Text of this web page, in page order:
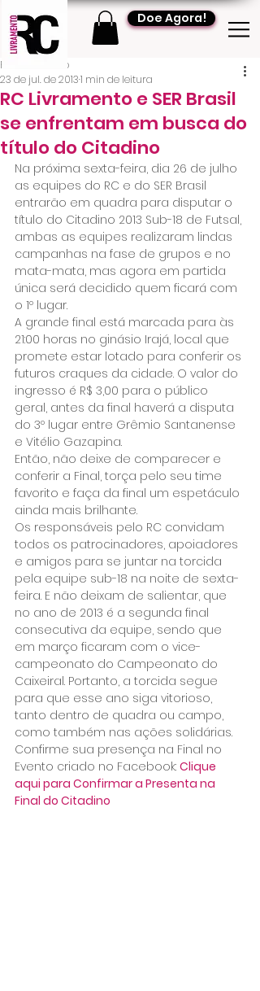
Doe Agora!
RC Livramento e SER Brasil
se enfrentam em busca do
título do Citadino
RC Livramento
23 de jul. de 20131 min de leitura
Na próxima sexta-feira, dia 26 de julho
as equipes do RC e do SER Brasil
entrarão em quadra para disputar o
título do Citadino 2013 Sub-18 de Futsal,
ambas as equipes realizaram lindas
campanhas na fase de grupos e no
mata-mata, mas agora em partida
única será decidido quem ficará com
o 1º lugar.
A grande final está marcada para às
21:00 horas no ginásio Irajá, local que
promete estar lotado para conferir os
futuros craques da cidade. O valor do
ingresso é R$ 3,00 para o público
geral, antes da final haverá a disputa
do 3º lugar entre Grêmio Santanense
e Vitélio Gazapina.
Então, não deixe de comparecer e
conferir a Final, torça pelo seu time
favorito e faça da final um espetáculo
ainda mais brilhante.
Os responsáveis pelo RC convidam
todos os patrocinadores, apoiadores
e amigos para se juntar na torcida
pela equipe sub-18 na noite de sexta-
feira. E não deixam de salientar, que
no ano de 2013 é a segunda final
consecutiva da equipe, sendo que
em março ficaram com o vice-
campeonato do Campeonato do
Caixeiral. Portanto, a torcida segue
para que esse ano siga vitorioso,
tanto dentro de quadra ou campo,
como também nas ações solidárias.
Confirme sua presença na Final no
Evento criado no Facebook: Clique
aqui para Confirmar a Presenta na
Final do Citadino